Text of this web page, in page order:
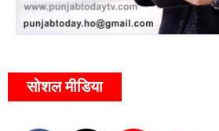
सोशल मीडिया